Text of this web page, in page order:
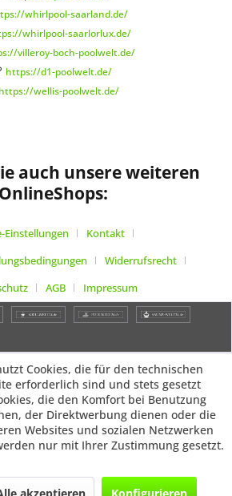
whirlpool-saarland.de/
whirlpool-saarlorlux.de/
villeroy-boch-poolwelt.de/
https://d1-poolwelt.de/
https://wellis-poolwelt.de/
auch unsere weiteren
OnlineShops:
Einstellungen
Kontakt
Widerrufsrecht
AGB Impressum
Cookies, die für den technischen
erforderlich sind und stets gesetzt
die den Komfort bei Benutzung
der Direktwerbung dienen oder die
Websites und sozialen Netzwerken
nur mit Ihrer Zustimmung gesetzt.